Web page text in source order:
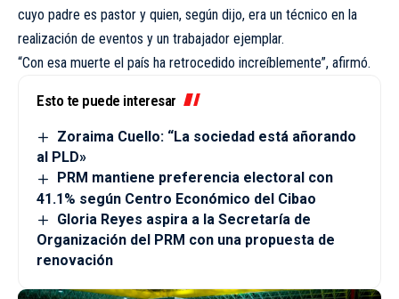
cuyo padre es pastor y quien, según dijo, era un técnico en la
realización de eventos y un trabajador ejemplar.
“Con esa muerte el país ha retrocedido increíblemente”, afirmó.
Esto te puede interesar
Zoraima Cuello: “La sociedad está añorando
al PLD»
PRM mantiene preferencia electoral con
41.1% según Centro Económico del Cibao
Gloria Reyes aspira a la Secretaría de
Organización del PRM con una propuesta de
renovación